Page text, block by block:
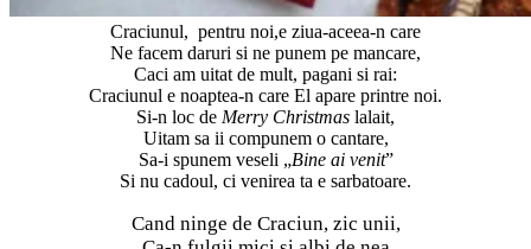
Craciunul, pentru noi,e ziua-aceea-n care
Ne facem daruri si ne punem pe mancare,
Caci am uitat de mult, pagani si rai:
Craciunul e noaptea-n care El apare printre noi.
Si-n loc de Merry Christmas lalait,
Uitam sa ii compunem o cantare,
Sa-i spunem veseli „Bine ai venit”
Si nu cadoul, ci venirea ta e sarbatoare.
Cand ninge de Craciun, zic unii,